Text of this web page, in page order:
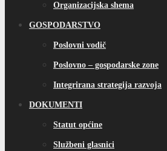
Organizacijska shema
GOSPODARSTVO
Poslovni vodič
Poslovno – gospodarske zone
Integrirana strategija razvoja
DOKUMENTI
Statut općine
Službeni glasnici